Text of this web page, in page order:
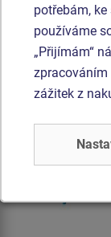
Produkt - REH-6323K-
Řetězová
potřebám,
používáme
„Přijímám“
zpracováním
zážitek z